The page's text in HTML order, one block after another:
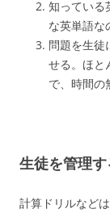
知っている
な英単語な
問題を生徒
せる。ほと
で、時間の
生徒を管理
計算ドリルなど